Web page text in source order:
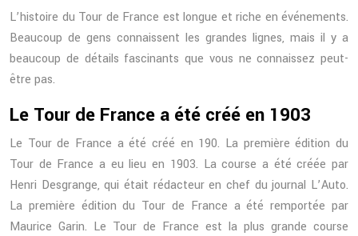
L’histoire du Tour de France est longue et riche en événements.
Beaucoup de gens connaissent les grandes lignes, mais il y a
beaucoup de détails fascinants que vous ne connaissez peut-
être pas.
Le Tour de France a été créé en 1903
Le Tour de France a été créé en 190. La première édition du
Tour de France a eu lieu en 1903. La course a été créée par
Henri Desgrange, qui était rédacteur en chef du journal L’Auto.
La première édition du Tour de France a été remportée par
Maurice Garin. Le Tour de France est la plus grande course